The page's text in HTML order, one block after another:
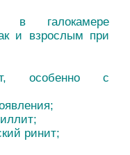
в галокамере
и взрослым при
особенно с
ринит;